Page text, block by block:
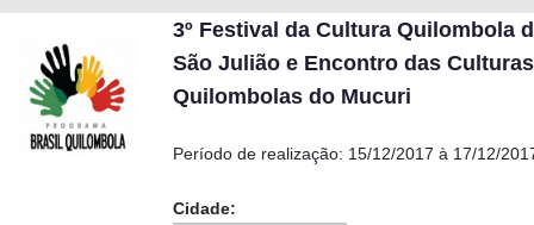
3º Festival da Cultura Quilombola
São Julião e Encontro das Culturas
Quilombolas do Mucuri
Período de realização: 15/12/2017 à 17/12/
Cidade: